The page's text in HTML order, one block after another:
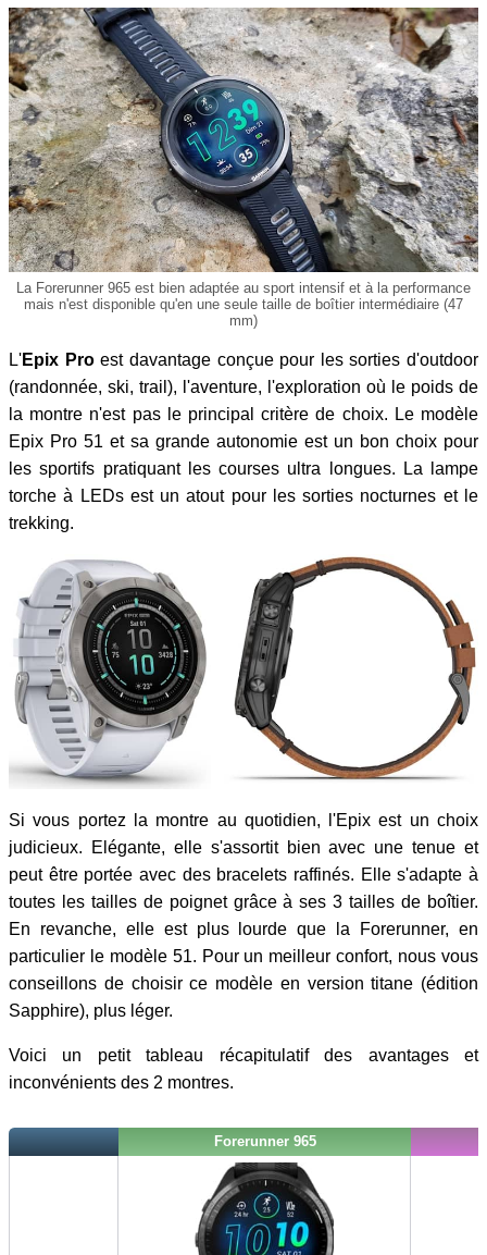
La Forerunner 965 est bien adaptée au sport intensif et à la performance
mais n'est disponible qu'en une seule taille de boîtier intermédiaire (47
mm)
L'Epix Proest davantage conçue pour les sorties d'outdoor
(randonnée, ski, trail), l'aventure, l'exploration où le poids de
la montre n'est pas le principal critère de choix. Le modèle
Epix Pro 51 et sa grande autonomie est un bon choix pour
les sportifs pratiquant les courses ultra longues. La lampe
torche à LEDs est un atout pour les sorties nocturnes et le
trekking.
Si vous portez la montre au quotidien, l'Epix est un choix
judicieux. Elégante, elle s'assortit bien avec une tenue et
peut être portée avec des bracelets raffinés. Elle s'adapte à
toutes les tailles de poignet grâce à ses 3 tailles de boîtier.
En revanche, elle est plus lourde que la Forerunner, en
particulier le modèle 51. Pour un meilleur confort, nous vous
conseillons de choisir ce modèle en version titane (édition
Sapphire), plus léger.
Voici un petit tableau récapitulatif des avantages et
inconvénients des 2 montres.
Forerunner 965